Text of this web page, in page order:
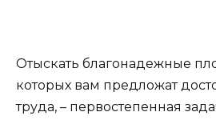
Отыскать благонадежные
которых вам предложат
труда, – первостепенная